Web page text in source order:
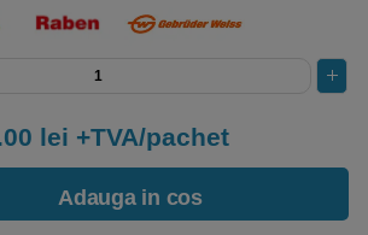
lei +TVA/pachet
Adauga in cos